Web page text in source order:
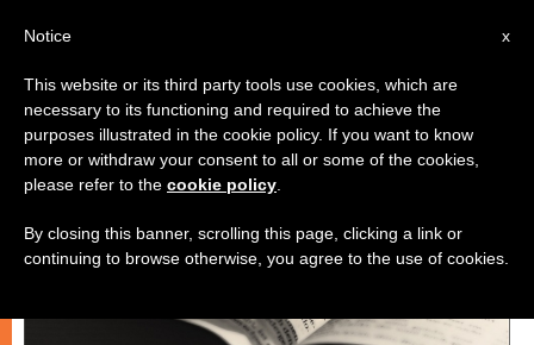
روحانيّة
x
Notice
This website or its third party tools use cookies, which are
necessary to its functioning and required to achieve the
purposes illustrated in the cookie policy. If you want to know
more or withdraw your consent to all or some of the cookies,
please refer to the cookie policy
By closing this banner, scrolling this page, clicking a link or
continuing to browse otherwise, you agree to the use of cookies.